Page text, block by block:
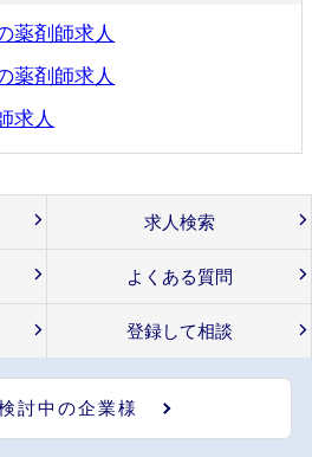
薬剤師求人
薬剤師求人
求人
求人検索
よくある質問
登録して相談
討中の企業様